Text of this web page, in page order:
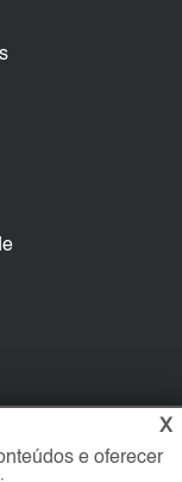
X
e oferecer